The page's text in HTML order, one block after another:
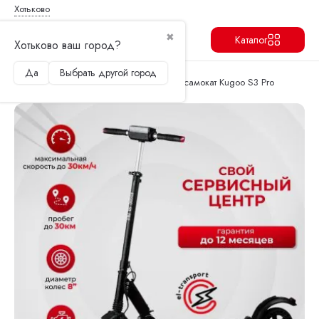
Хотьково
✖
Хотьково ваш город?
Да Выбрать другой город
Каталог
Главная Электросамокаты Электросамокат Kugoo S3 Pro
Продолжить Перейти в корзину